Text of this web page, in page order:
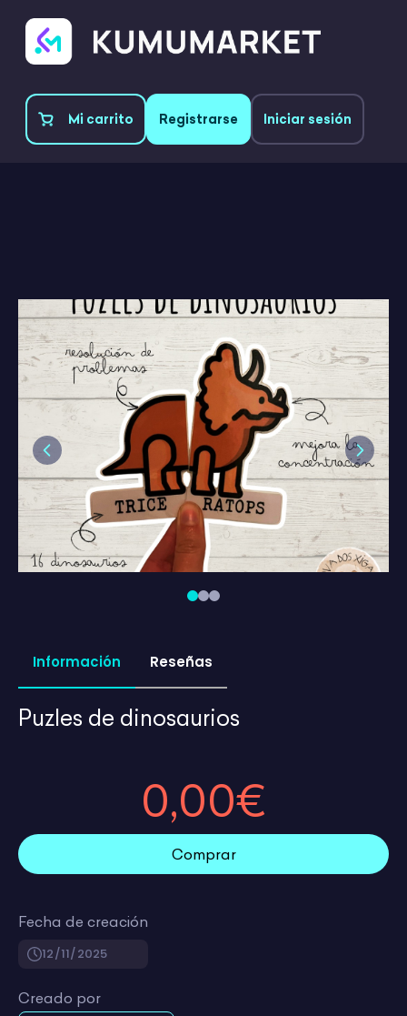
Mi carrito Registrarse Iniciar sesión
Previous Next
Información Reseñas
Puzles de dinosaurios
Fecha de creación
12/11/2025
Creado por
0,00€
Comprar